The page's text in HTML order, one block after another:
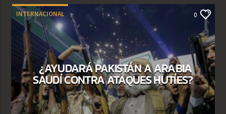
INTERNACIONAL 0
¿AYUDARÁ PAKISTÁN A ARABIA
SAUDÍ CONTRA ATAQUES HUTÍES?